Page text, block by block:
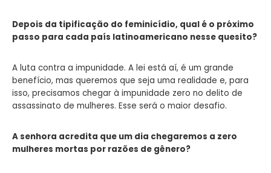
Depois da tipificação do feminicídio, qual é o próximo
passo para cada país latinoamericano nesse quesito?
A luta contra a impunidade. A lei está aí, é um grande
benefício, mas queremos que seja uma realidade e, para
isso, precisamos chegar à impunidade zero no delito de
assassinato de mulheres. Esse será o maior desafio.
A senhora acredita que um dia chegaremos a zero
mulheres mortas por razões de gênero?